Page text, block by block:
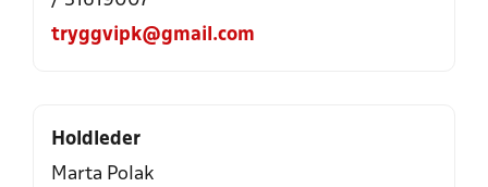
tryggvipk@gmail.com
Holdleder
Marta Polak